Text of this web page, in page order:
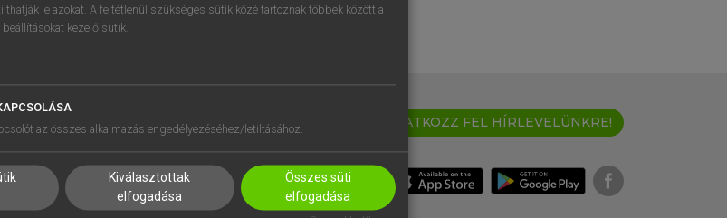
SÚGÓ
RÓLUNK
SÜTI BEÁLLÍTÁSOK
IRATKOZZ FEL HÍRLEVELÜNKRE!
le azokat. A feltétlenül szükséges sütik közé tartoznak többek között a
kezelő sütik.
az összes alkalmazás engedélyezéséhez/letiltásához.
Kiválasztottak
elfogadása
Összes süti
elfogadása